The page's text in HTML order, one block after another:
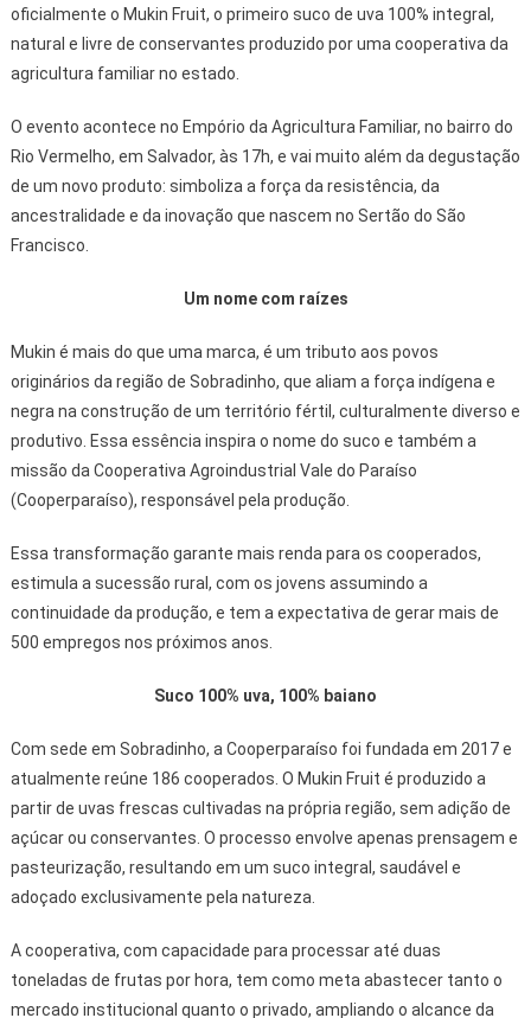
oficialmente o Mukin Fruit, o primeiro suco de uva 100% integral,
natural e livre de conservantes produzido por uma cooperativa da
agricultura familiar no estado.
O evento acontece no Empório da Agricultura Familiar, no bairro do
Rio Vermelho, em Salvador, às 17h, e vai muito além da degustação
de um novo produto: simboliza a força da resistência, da
ancestralidade e da inovação que nascem no Sertão do São
Francisco.
Um nome com raízes
Mukin é mais do que uma marca, é um tributo aos povos
originários da região de Sobradinho, que aliam a força indígena e
negra na construção de um território fértil, culturalmente diverso e
produtivo. Essa essência inspira o nome do suco e também a
missão da Cooperativa Agroindustrial Vale do Paraíso
(Cooperparaíso), responsável pela produção.
Essa transformação garante mais renda para os cooperados,
estimula a sucessão rural, com os jovens assumindo a
continuidade da produção, e tem a expectativa de gerar mais de
500 empregos nos próximos anos.
Suco 100% uva, 100% baiano
Com sede em Sobradinho, a Cooperparaíso foi fundada em 2017 e
atualmente reúne 186 cooperados. O Mukin Fruit é produzido a
partir de uvas frescas cultivadas na própria região, sem adição de
açúcar ou conservantes. O processo envolve apenas prensagem e
pasteurização, resultando em um suco integral, saudável e
adoçado exclusivamente pela natureza.
A cooperativa, com capacidade para processar até duas
toneladas de frutas por hora, tem como meta abastecer tanto o
mercado institucional quanto o privado, ampliando o alcance da